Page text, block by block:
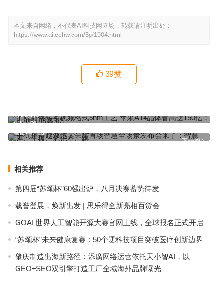
本文来自网络，不代表AI科技网立场，转载请注明出处：
https://www.aitechw.com/5g/1904.html
39赞
上一篇
x86高3倍
下一篇
手机屏幕越做越大荣耀首场智慧全场景发布会来了：智慧屏、平板、
笔记本、路
相关推荐
第四届“苏颂杯”60强出炉，八月决赛蓄势待发
载誉登展，焕新出发 | 思乐得全新亮相百货会
GOAI 世界人工智能开源大赛官网上线，全球报名正式开启
“苏颂杯”未来健康复赛：50个硬科技项目突破医疗创新边界
肇庆制造出海新路径：添廣网络运营依托天小智AI，以
GEO+SEO双引擎打造工厂全域海外品牌曝光